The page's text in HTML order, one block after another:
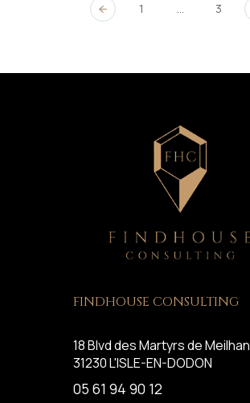
1 ... 3
FINDHOUSE CONSULTING
18 Blvd des Martyrs de Meilhan
31230L'ISLE-EN-DODON
05 61 94 90 12